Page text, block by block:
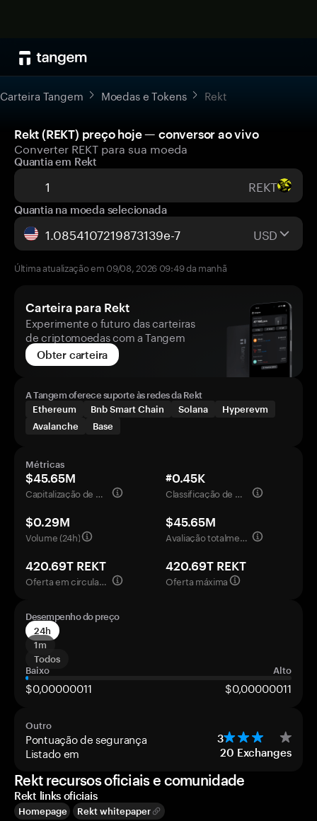
Carteira Tangem Moedas e Tokens Rekt
Rekt (REKT) preço hoje — conversor ao vivo
Converter REKT para sua moeda
Quantia em Rekt
REKT
Quantia na moeda selecionada
USD
Última atualização em 09/08, 2026 09:49 da manhã
Carteira para Rekt
Experimente o futuro das carteiras
de criptomoedas com a Tangem
Obter carteira
A Tangem oferece suporte às redes da Rekt
Ethereum
Bnb Smart Chain Solana
Hyperevm
Avalanche
Base
Métricas
$45.65M
Capitalização de mercado
#0.45K
Classificação de mercado
$0.29M
Volume (24h)
$45.65M
Avaliação totalmente diluída
420.69T REKT
Oferta em circulação
420.69T REKT
Oferta máxima
Desempenho do preço
24h
1m
Todos
Baixo
Alto
$0,00000011 $0,00000011
Outro
Pontuação de segurança 3
Listado em 20 Exchanges
Rekt recursos oficiais e comunidade
Rekt links oficiais
Homepage Rekt whitepaper